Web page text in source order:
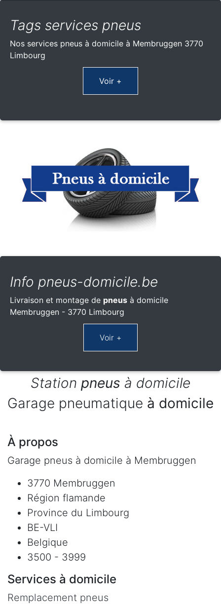
Tags services pneus
Nos services pneus à domicile à Membruggen 3770
Limbourg
Voir +
Info pneus-domicile.be
Livraison et montage de pneus à domicile
Membruggen - 3770 Limbourg
Station pneus à domicile
Garage pneumatique à domicile
À propos
Garage pneus à domicile à Membruggen
3770 Membruggen
Région flamande
Province du Limbourg
BE-VLI
Belgique
3500 - 3999
Services à domicile
Remplacement pneus